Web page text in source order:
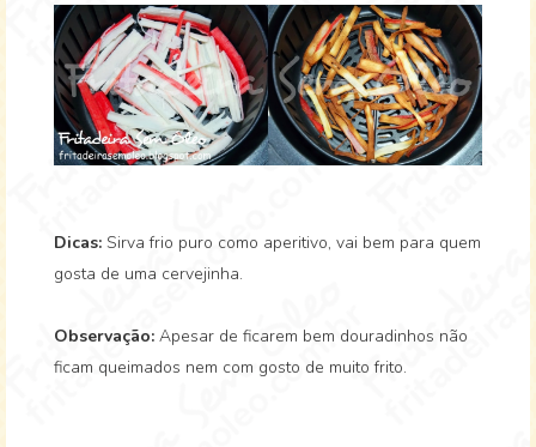
Dicas: Sirva frio puro como aperitivo, vai bem para quem
gosta de uma cervejinha.
Observação: Apesar de ficarem bem douradinhos não
ficam queimados nem com gosto de muito frito.